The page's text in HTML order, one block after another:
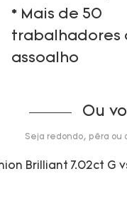
* Mais de 50
trabalhadores
assoalho
Ou
Seja redondo, pêra